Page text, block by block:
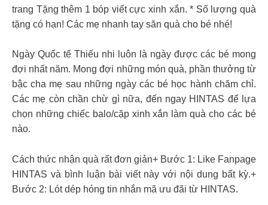
trang Tặng thêm 1 bóp viết cực xinh xắn. * Số lượng quà
tặng có hạn! Các mẹ nhanh tay săn quà cho bé nhé!
Ngày Quốc tế Thiếu nhi luôn là ngày được các bé mong
đợi nhất năm. Mong đợi những món quà, phần thưởng từ
bậc cha mẹ sau những ngày các bé học hành chăm chỉ.
Các mẹ còn chần chừ gì nữa, đến ngay HINTAS để lựa
chọn những chiếc balo/cặp xinh xắn làm quà cho các bé
nào.
Cách thức nhận quà rất đơn giản+ Bước 1: Like Fanpage
HINTAS và bình luận bài viết này với nội dung bất kỳ.+
Bước 2: Lót dép hóng tin nhắn mã ưu đãi từ HINTAS.